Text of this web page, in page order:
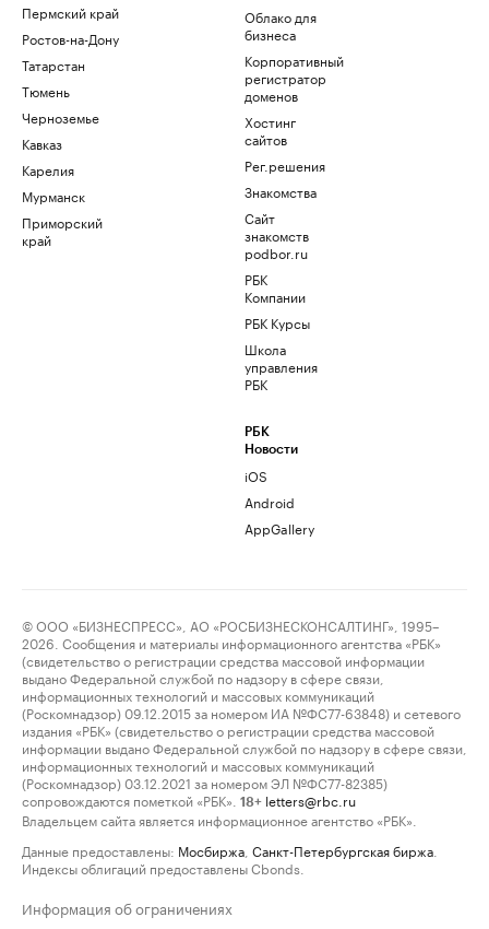
Пермский край
Ростов-на-Дону
Татарстан
Тюмень
Черноземье
Кавказ
Карелия
Мурманск
Приморский
край
Облако для
бизнеса
Корпоративный
регистратор
доменов
Хостинг
сайтов
Рег.решения
Знакомства
Сайт
знакомств
podbor.ru
РБК
Компании
РБК Курсы
Школа
управления
РБК
РБК
Новости
iOS
Android
AppGallery
© ООО «БИЗНЕСПРЕСС», АО «РОСБИЗНЕСКОНСАЛТИНГ», 1995–
2026. Сообщения и материалы информационного агентства «РБК»
(свидетельство о регистрации средства массовой информации
выдано Федеральной службой по надзору в сфере связи,
информационных технологий и массовых коммуникаций
(Роскомнадзор) 09.12.2015 за номером ИА №ФС77-63848) и сетевого
издания «РБК» (свидетельство о регистрации средства массовой
информации выдано Федеральной службой по надзору в сфере связи,
информационных технологий и массовых коммуникаций
(Роскомнадзор) 03.12.2021 за номером ЭЛ №ФС77-82385)
сопровождаются пометкой «РБК».
18+ letters@rbc.ru
Владельцем сайта является информационное агентство «РБК».
Данные предоставлены: Мосбиржа Санкт-Петербургская биржа
Индексы облигаций предоставлены Cbonds.
Информация об ограничениях